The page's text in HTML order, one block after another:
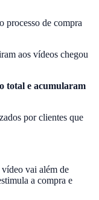
processo de compra
aos vídeos chegou
total e acumularam
por clientes que
vídeo vai além de
a compra e